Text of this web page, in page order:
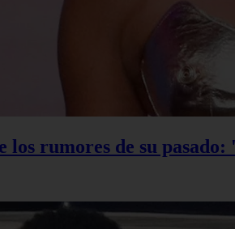
rumores de su